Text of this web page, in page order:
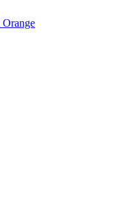
Orange